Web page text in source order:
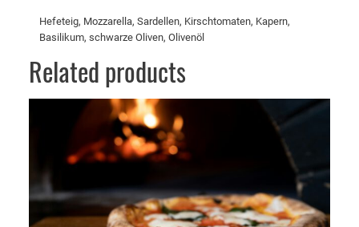
t
t
a
e
Hefeteig, Mozzarella, Sardellen, Kirschtomaten, Kapern,
Basilikum, schwarze Oliven, Olivenöl
Related products